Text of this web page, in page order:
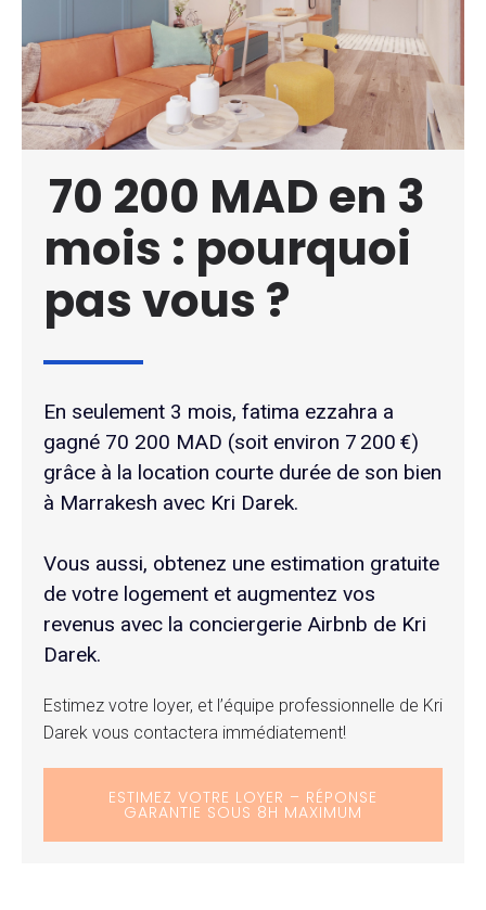
70 200 MAD en 3
mois : pourquoi
pas vous ?
En seulement 3 mois, fatima ezzahra a
gagné 70 200 MAD (soit environ 7 200 €)
grâce à la location courte durée de son bien
à Marrakesh avec Kri Darek.
Vous aussi, obtenez une estimation gratuite
de votre logement et augmentez vos
revenus avec la conciergerie Airbnb de Kri
Darek.
Estimez votre loyer, et l’équipe professionnelle de Kri
Darek vous contactera immédiatement!
ESTIMEZ VOTRE LOYER – RÉPONSE
GARANTIE SOUS 8H MAXIMUM